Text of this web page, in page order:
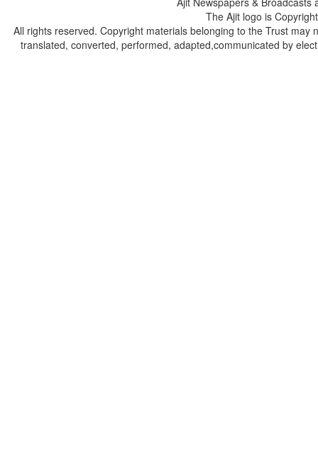
The Ajit logo is
All rights reserved. Copyright materials belonging to the Trust
translated, converted, performed, adapted,communicated by